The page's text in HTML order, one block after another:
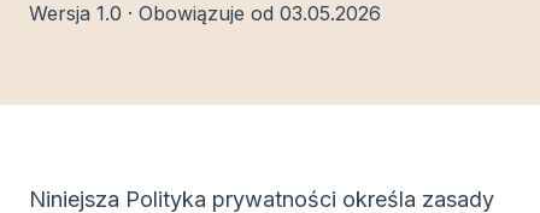
Wersja 1.0 · Obowiązuje od 03.05.2026
Niniejsza Polityka prywatności określa zasady